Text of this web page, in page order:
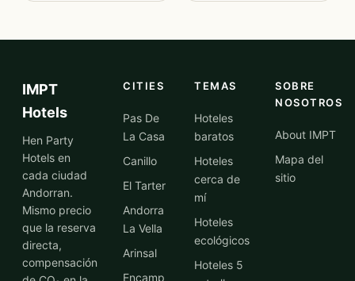
IMPT
Hotels
Hen Party
Hotels en
cada ciudad
Andorran.
Mismo precio
que la reserva
directa,
compensación
CITIES
Pas De
La Casa
Canillo
El Tarter
Andorra
La Vella
Arinsal
Encamp
TEMAS
Hoteles
baratos
Hoteles
cerca de
mí
Hoteles
ecológicos
Hoteles 5
SOBRE
NOSOTROS
About IMPT
Mapa del
sitio